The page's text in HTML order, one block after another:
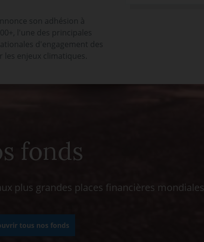
son adhésion à
l'une des principales
d'engagement des
les enjeux climatiques.
fonds
plus grandes places financières mondiales
tous nos fonds